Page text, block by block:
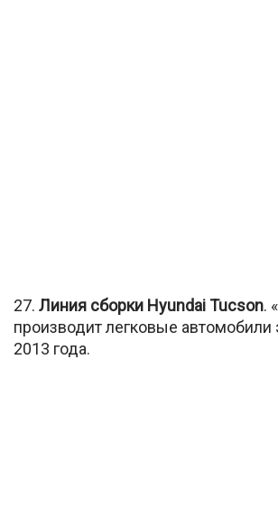
27. Линия сборки Hyundai Tucson.
производит легковые автомобили
2013 года.